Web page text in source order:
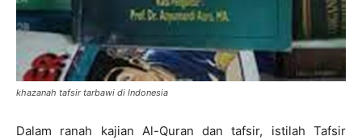
khazanah tafsir tarbawi di Indonesia
Dalam ranah kajian Al-Quran dan tafsir, istilah Tafsir